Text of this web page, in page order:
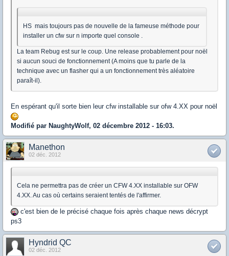
HS mais toujours pas de nouvelle de la fameuse méthode pour
installer un cfw sur n importe quel console .
La team Rebug est sur le coup. Une release probablement pour noël
si aucun souci de fonctionnement (A moins que tu parle de la
technique avec un flasher qui a un fonctionnement très aléatoire
paraît-il).
En espérant qu'il sorte bien leur cfw installable sur ofw 4.XX pour noël
Modifié par NaughtyWolf, 02 décembre 2012 - 16:03.
Manethon
02 déc. 2012
Cela ne permettra pas de créer un CFW 4.XX installable sur OFW
4.XX. Au cas où certains seraient tentés de l'affirmer.
c'est bien de le précisé chaque fois après chaque news décrypt
ps3
Hyndrid QC
02 déc. 2012